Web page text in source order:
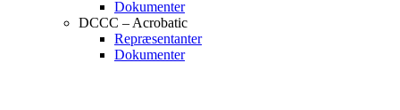
Dokumenter
DCCC – Acrobatic
Repræsentanter
Dokumenter